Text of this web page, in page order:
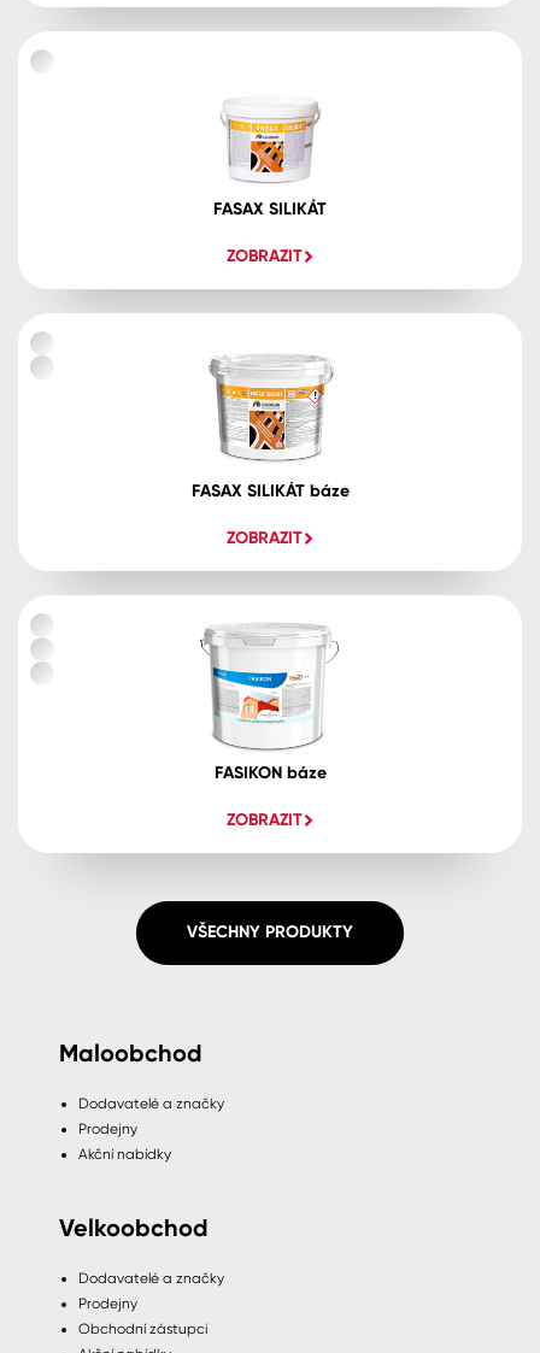
FASAX SILIKÁT
ZOBRAZIT
FASAX SILIKÁT báze
ZOBRAZIT
FASIKON báze
ZOBRAZIT
VŠECHNY PRODUKTY
Maloobchod
Dodavatelé a značky
Prodejny
Akční nabídky
Velkoobchod
Dodavatelé a značky
Prodejny
Obchodní zástupci